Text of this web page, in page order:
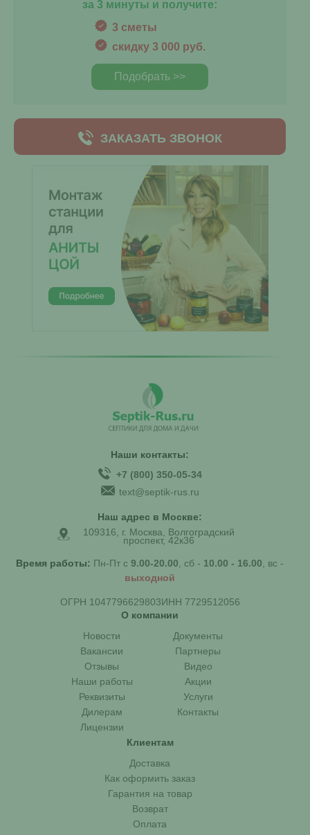
за 3 минуты и получите:
3 сметы
скидку 3 000 руб.
Подобрать >>
ЗАКАЗАТЬ ЗВОНОК
Наши контакты:
+7 (800) 350-05-34
text@septik-rus.ru
Наш адрес в Москве:
109316, г. Москва, Волгоградский
проспект, 42к36
Время работы: Пн-Пт с 9.00-20.00, сб - 10.00 - 16.00, вс -
выходной
ОГРН 1047796629803ИНН 7729512056
О компании
Новости
Документы
Вакансии
Партнеры
Отзывы
Видео
Наши работы
Акции
Реквизиты
Услуги
Дилерам
Контакты
Лицензии
Клиентам
Доставка
Как оформить заказ
Гарантия на товар
Возврат
Оплата